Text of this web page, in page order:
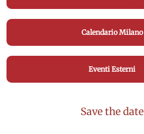
Calendario Milano
Eventi Esterni
Save the date